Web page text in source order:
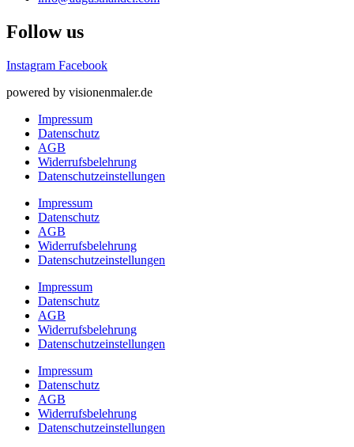
Follow us
Instagram Facebook
powered by visionenmaler.de
Impressum
Datenschutz
AGB
Widerrufsbelehrung
Datenschutz­­einstellungen
Impressum
Datenschutz
AGB
Widerrufsbelehrung
Datenschutz­­einstellungen
Impressum
Datenschutz
AGB
Widerrufsbelehrung
Datenschutz­­einstellungen
Impressum
Datenschutz
AGB
Widerrufsbelehrung
Datenschutz­­einstellungen